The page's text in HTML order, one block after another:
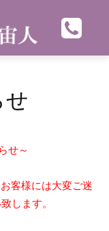
せ
せ～
客様には大変ご迷
します。